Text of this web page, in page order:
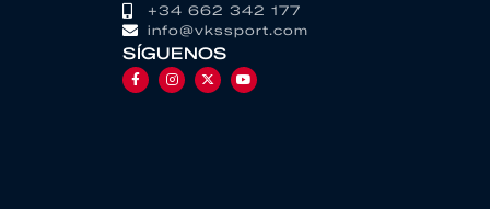
+34 662 342 177
info@vkssport.com
SÍGUENOS